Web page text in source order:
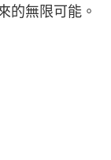
的無限可能。